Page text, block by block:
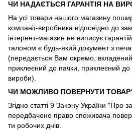
ЧИ НАДАЄТЬСЯ ГАРАНТІЯ НА
На усі товари нашого магазину
компанії-виробника відповідно до
інтернет-магазин не виписує
талоном є будь-який документ з
(передається Вам окремо, вкладений
приклеєний до пачки, приклеєний до
вироби).
ЧИ МОЖЛИВО ПОВЕРНУТИ
Згідно статті 9 Закону України "Про
передбачено право споживача
ти робочих днів.